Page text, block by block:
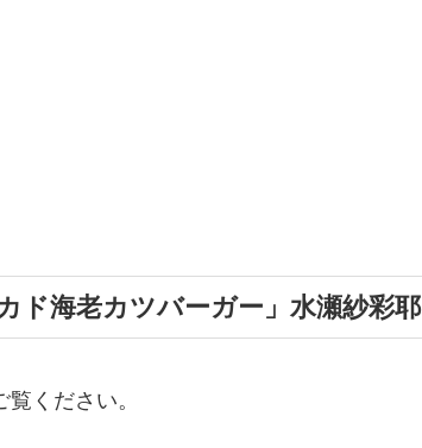
ド海老カツバーガー」水瀬紗彩耶
ください。